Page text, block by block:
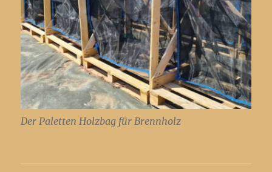
Der Paletten Holzbag für Brennholz